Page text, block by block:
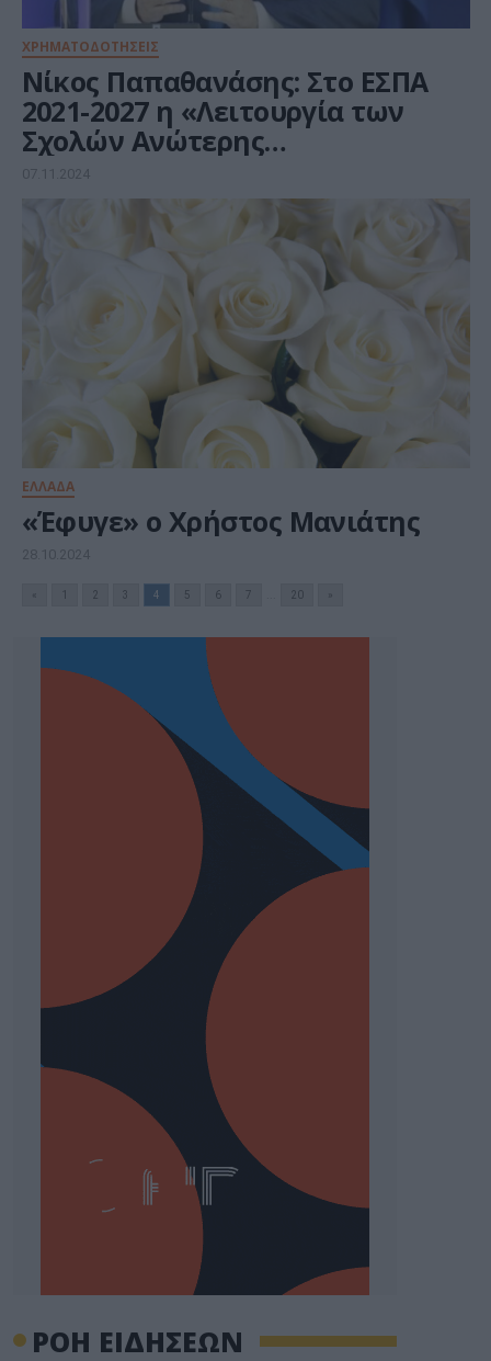
ΧΡΗΜΑΤΟΔΟΤΗΣΕΙΣ
Νίκος Παπαθανάσης: Στο ΕΣΠΑ
2021-2027 η «Λειτουργία των
Σχολών Ανώτερης
Επαγγελματικής Κατάρτισης της
ΔΥΠΑ και Πρακτική Άσκηση»,
συνολικού προϋπολογισμού
80.751.252 ευρώ
07.11.2024
ΕΛΛΑΔΑ
«Έφυγε» ο Χρήστος Μανιάτης
28.10.2024
2 3 4 5 6 7 20
ΡΟΗ ΕΙΔΗΣΕΩΝ